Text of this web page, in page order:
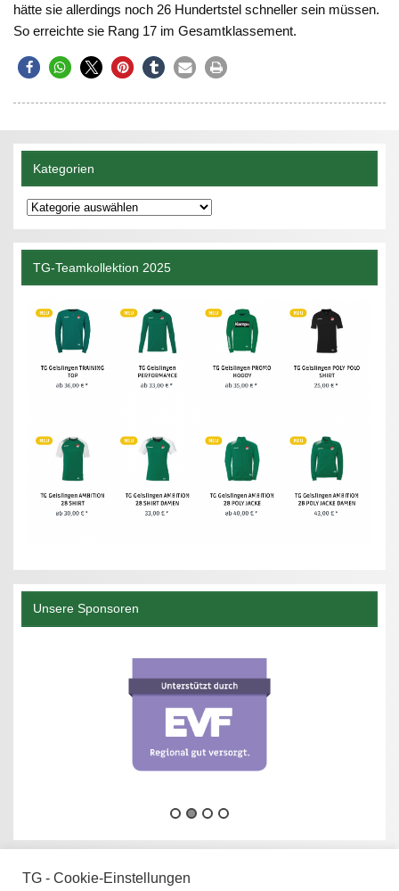
hätte sie allerdings noch 26 Hundertstel schneller sein müssen.
So erreichte sie Rang 17 im Gesamtklassement.
Kategorien
Kategorien
TG-Teamkollektion 2025
Unsere Sponsoren
TG - Cookie-Einstellungen